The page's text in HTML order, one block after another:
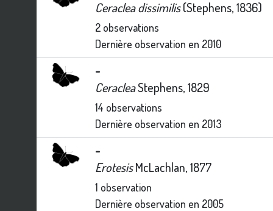
Ceraclea dissimilis(Stephens, 1836)
2 observations
Dernière observation en 2010
-
CeracleaStephens, 1829
14 observations
Dernière observation en 2013
-
ErotesisMcLachlan, 1877
1 observation
Dernière observation en 2005